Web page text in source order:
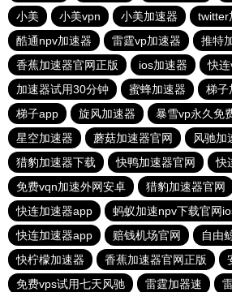
小美
小美vpn 小美加速器
twitter
酷通npv加速器
雷霆vp加速器
推特
香蕉加速器官网正版
ios加速器
快
加速器试用30分钟
蜜蜂加速器
梯子
梯子app
旋风加速器
暴雪vp永久免
星空加速器
蘑菇加速器官网
风驰加
猎豹加速器下载
快鸭加速器官网
快
免费vqn加速外网安卓
猎豹加速器官网
快连加速器app
蚂蚁加速npv下载官网
快连加速器app
赔钱机场官网 自由
快柠檬加速器
香蕉加速器官网正版
免费vps试用七天风驰
雷霆加器速